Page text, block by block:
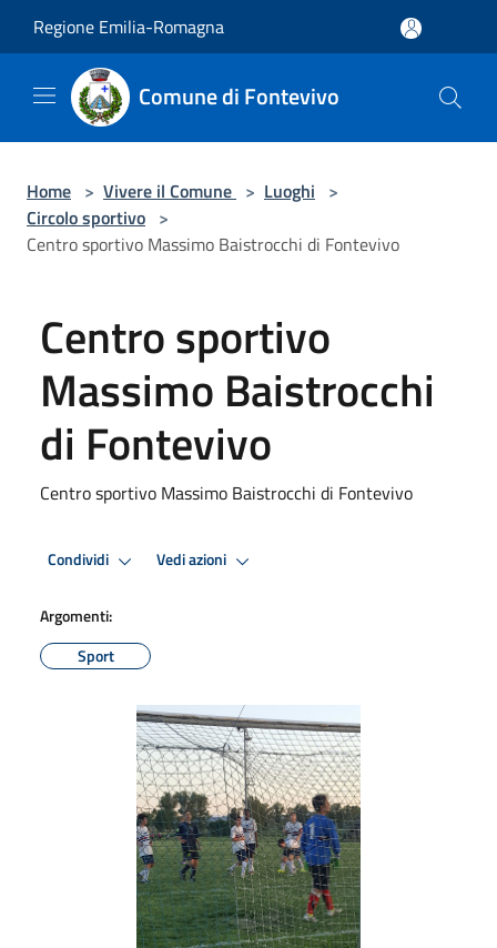
Regione Emilia-Romagna
Comune di Fontevivo
Home > Vivere il Comune > Luoghi >
Circolo sportivo >
Centro sportivo Massimo Baistrocchi di Fontevivo
Centro sportivo
Massimo Baistrocchi
di Fontevivo
Centro sportivo Massimo Baistrocchi di Fontevivo
Condividi Vedi azioni
Argomenti:
Sport